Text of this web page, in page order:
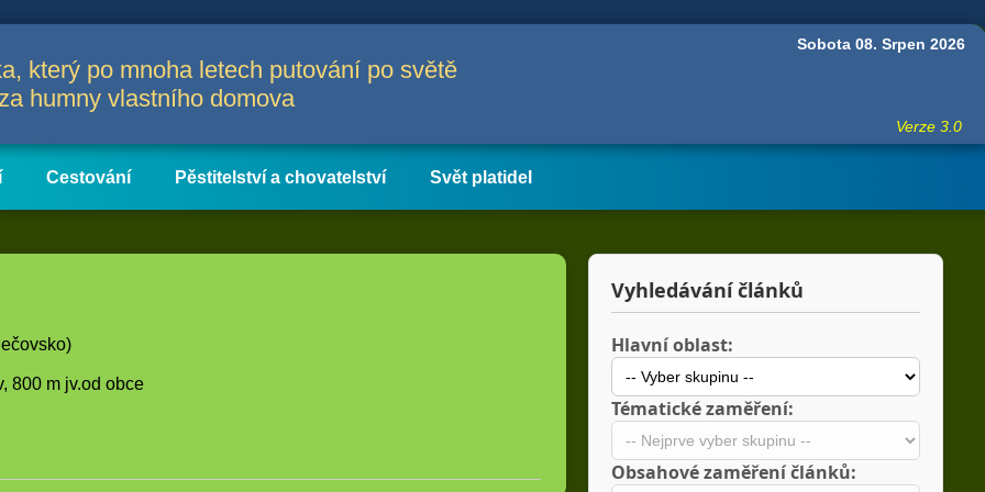
který po mnoha letech putování po světě
humny vlastního domova
Sobota 08. Srpen 2026
Verze 3.0
Cestování Pěstitelství a chovatelství Svět platidel
800 m jv.od obce
Vyhledávání článků
Hlavní oblast:
Tématické zaměření:
Obsahové zaměření článků: